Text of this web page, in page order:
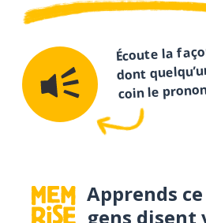
Écoute la
dont
coin le
Apprends
gens disent